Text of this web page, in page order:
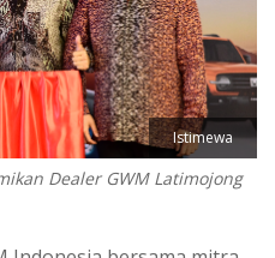
Istimewa
Dealer GWM Latimojong